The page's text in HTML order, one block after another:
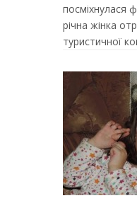
посміхнулася
річна жінка
туристичної